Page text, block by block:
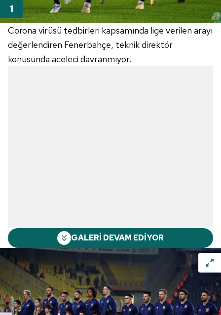
Corona virüsü tedbirleri kapsamında lige verilen arayı
değerlendiren Fenerbahçe, teknik direktör
konusunda aceleci davranmıyor.
GALERİ DEVAM EDİYOR